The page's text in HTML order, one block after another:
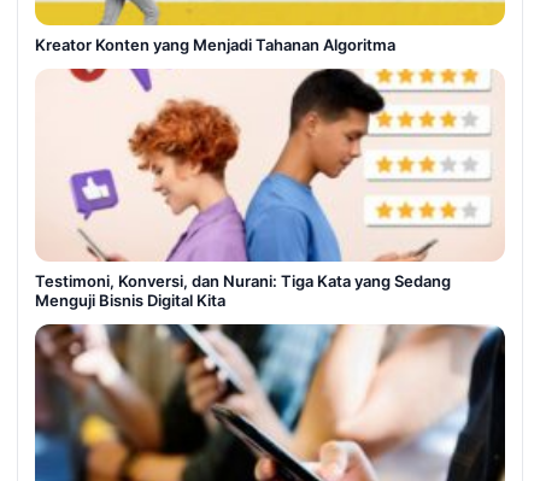
Kreator Konten yang Menjadi Tahanan Algoritma
Testimoni, Konversi, dan Nurani: Tiga Kata yang Sedang
Menguji Bisnis Digital Kita